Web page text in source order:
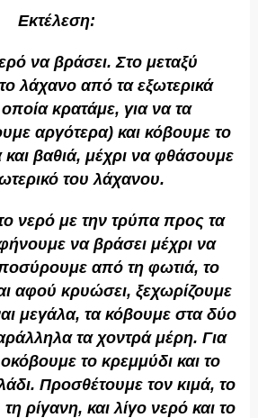
Εκτέλεση:
να βράσει. Στο μεταξύ
λάχανο από τα εξωτερικά
κρατάμε, για να τα
αργότερα) και κόβουμε το
και βαθιά, μέχρι να φθάσουμε
του λάχανου.
νερό με την τρύπα προς τα
να βράσει μέχρι να
από τη φωτιά, το
αφού κρυώσει, ξεχωρίζουμε
μεγάλα, τα κόβουμε στα δύο
τα χοντρά μέρη. Για
το κρεμμύδι και το
Προσθέτουμε τον κιμά, το
τη ρίγανη, και λίγο νερό και το